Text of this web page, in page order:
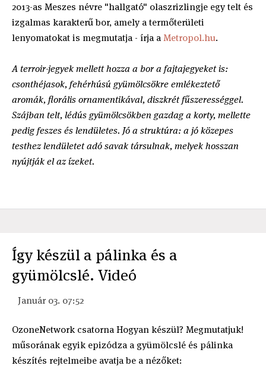
2013-as Meszes névre "hallgató" olaszrizlingje egy telt és
izgalmas karakterű bor, amely a termőterületi
lenyomatokat is megmutatja - írja aMetropol.hu.
A terroir-jegyek mellett hozza a bor a fajtajegyeket is:
csonthéjasok, fehérhúsú gyümölcsökre emlékeztető
aromák, florális ornamentikával, diszkrét fűszerességgel.
Szájban telt, lédús gyümölcsökben gazdag a korty, mellette
pedig feszes és lendületes. Jó a struktúra: a jó közepes
testhez lendületet adó savak társulnak, melyek hosszan
nyújtják el az ízeket.
Így készül a pálinka és a
gyümölcslé. Videó
Január 03. 07:52
OzoneNetwork csatorna Hogyan készül? Megmutatjuk!
műsorának egyik epizódza a gyümölcslé és pálinka
készítés rejtelmeibe avatja be a nézőket: